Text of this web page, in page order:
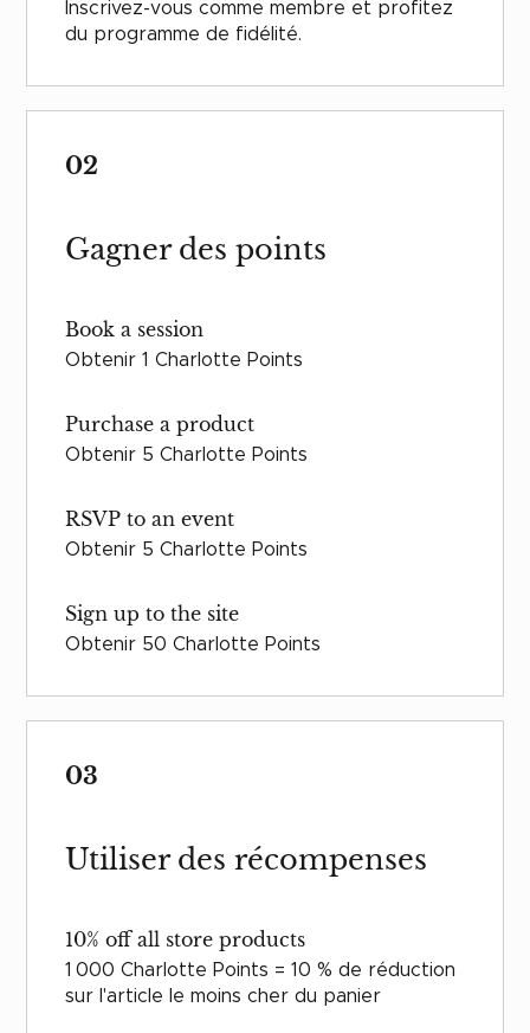
Inscrivez-vous comme membre et profitez
du programme de fidélité.
02
Gagner des points
Book a session
Obtenir 1 Charlotte Points
Purchase a product
Obtenir 5 Charlotte Points
RSVP to an event
Obtenir 5 Charlotte Points
Sign up to the site
Obtenir 50 Charlotte Points
03
Utiliser des récompenses
10% off all store products
1 000 Charlotte Points = 10 % de réduction
sur l'article le moins cher du panier